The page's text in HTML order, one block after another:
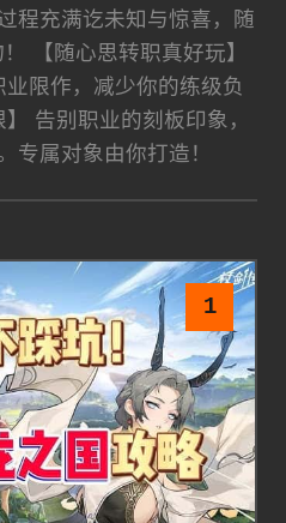
程充满讫未知与惊喜，随
【随心思转职真好玩】
限作，减少你的练级负
告别职业的刻板印象，
专属对象由你打造！
1